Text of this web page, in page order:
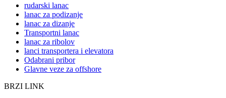
rudarski lanac
lanac za podizanje
lanac za dizanje
Transportni lanac
lanac za ribolov
lanci transportera i elevatora
Odabrani pribor
Glavne veze za offshore
BRZI LINK